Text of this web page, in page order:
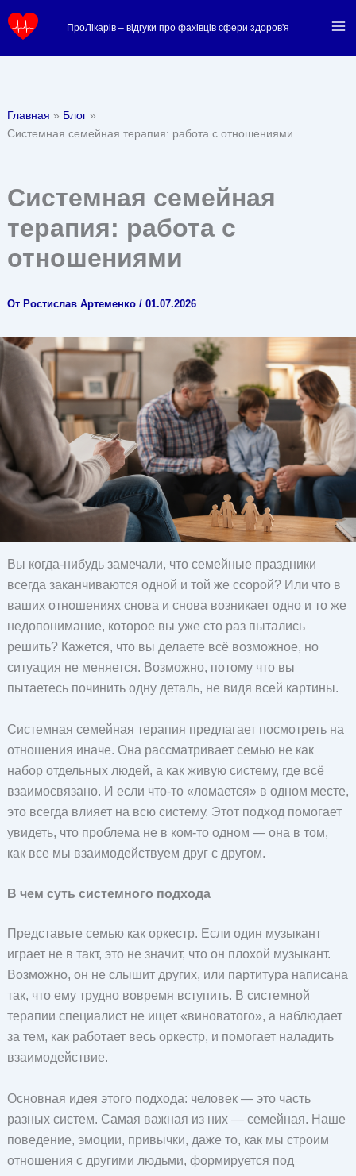
ПроЛікарів – відгуки про фахівців сфери здоров'я
Главная
Блог
Системная семейная терапия: работа с отношениями
Системная семейная
терапия: работа с
отношениями
От Ростислав Артеменко / 01.07.2026
Вы когда-нибудь замечали, что семейные праздники
всегда заканчиваются одной и той же ссорой? Или что в
ваших отношениях снова и снова возникает одно и то же
недопонимание, которое вы уже сто раз пытались
решить? Кажется, что вы делаете всё возможное, но
ситуация не меняется. Возможно, потому что вы
пытаетесь починить одну деталь, не видя всей картины.
Системная семейная терапия предлагает посмотреть на
отношения иначе. Она рассматривает семью не как
набор отдельных людей, а как живую систему, где всё
взаимосвязано. И если что-то «ломается» в одном месте,
это всегда влияет на всю систему. Этот подход помогает
увидеть, что проблема не в ком-то одном — она в том,
как все мы взаимодействуем друг с другом.
В чем суть системного подхода
Представьте семью как оркестр. Если один музыкант
играет не в такт, это не значит, что он плохой музыкант.
Возможно, он не слышит других, или партитура написана
так, что ему трудно вовремя вступить. В системной
терапии специалист не ищет «виноватого», а наблюдает
за тем, как работает весь оркестр, и помогает наладить
взаимодействие.
Основная идея этого подхода: человек — это часть
разных систем. Самая важная из них — семейная. Наше
поведение, эмоции, привычки, даже то, как мы строим
отношения с другими людьми, формируется под